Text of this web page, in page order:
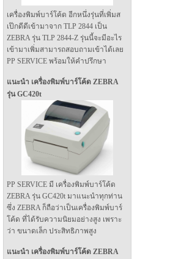
เครื่องพิมพ์บาร์โค้ด อีกหนึ่งรุ่นที่เพิ่มส
เป๊กดีดีเข้ามาจาก TLP 2844 เป็น
ZEBRA รุ่น TLP 2844-Z รุ่นนี้จะมีอะไร
เข้ามาเพิ่มสามารถสอบถามเข้าได้เลย
PP SERVICE พร้อมให้คำปรึกษา
แนะนำ เครื่องพิมพ์บาร์โค้ด ZEBRA
รุ่น GC420t
PP SERVICE มี เครื่องพิมพ์บาร์โค้ด
ZEBRA รุ่น GC420t มาแนะนำทุกท่าน
ซึ่ง ZEBRA ก็ถือว่าเป็นเครื่องพิมพ์บาร์
โค้ด ที่ได้รับความนิยมอย่างสูง เพราะ
ว่า ขนาดเล็ก ประสิทธิภาพสูง
แนะนำ เครื่องพิมพ์บาร์โค้ด ZEBRA